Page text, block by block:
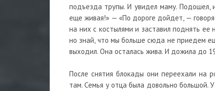
подъезда трупы. И увидел маму. Подошел,
еще живая!» — «По дороге дойдет, —
на них с костылями и заставил поднять ее
но знай, что мы больше сюда не приедем
выходил. Она осталась жива. И дожила до
После снятия блокады они переехали на
там. Семья у отца была довольно большой.